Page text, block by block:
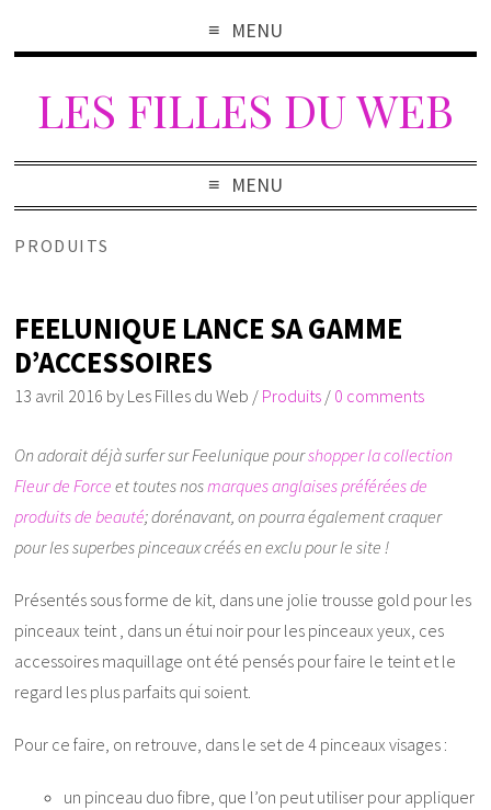
MENU
LES FILLES DU WEB
MENU
PRODUITS
FEELUNIQUE LANCE SA GAMME
D’ACCESSOIRES
13 avril 2016 by Les Filles du Web / Produits / 0 comments
On adorait déjà surfer sur Feelunique pourshopper la collection
Fleur de Force et toutes nosmarques anglaises préférées de
produits de beauté; dorénavant, on pourra également craquer
pour les superbes pinceaux créés en exclu pour le site !
Présentés sous forme de kit, dans une jolie trousse gold pour les
pinceaux teint , dans un étui noir pour les pinceaux yeux, ces
accessoires maquillage ont été pensés pour faire le teint et le
regard les plus parfaits qui soient.
Pour ce faire, on retrouve, dans le set de 4 pinceaux visages :
un pinceau duo fibre, que l’on peut utiliser pour appliquer